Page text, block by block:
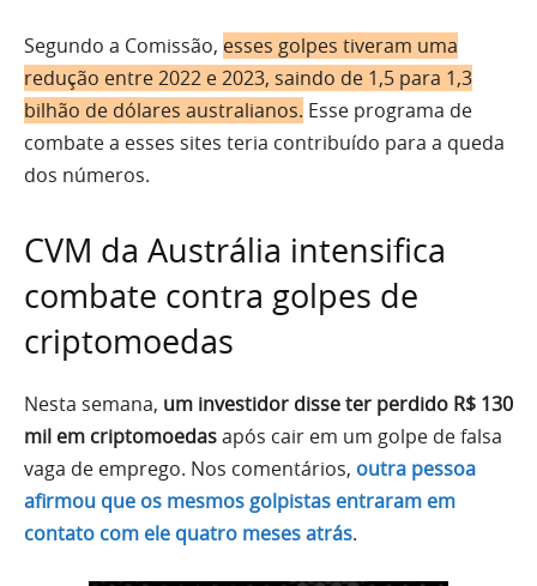
Segundo a Comissão, esses golpes tiveram uma
redução entre 2022 e 2023, saindo de 1,5 para 1,3
bilhão de dólares australianos. Esse programa de
combate a esses sites teria contribuído para a queda
dos números.
CVM da Austrália intensifica
combate contra golpes de
criptomoedas
Nesta semana, um investidor disse ter perdido R$ 130
mil em criptomoedasapós cair em um golpe de falsa
vaga de emprego. Nos comentários, outra pessoa
afirmou que os mesmos golpistas entraram em
contato com ele quatro meses atrás.